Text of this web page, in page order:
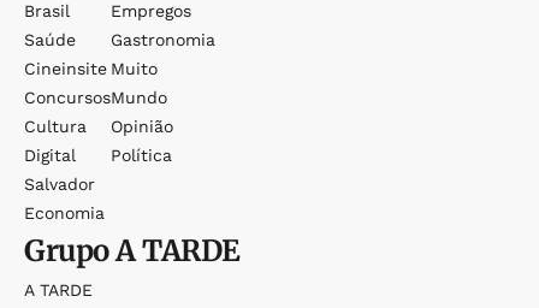
Brasil
Saúde
Cineinsite
Concursos
Cultura
Digital
Salvador
Economia
Empregos
Gastronomia
Muito
Mundo
Opinião
Política
GrupoA TARDE
A TARDE